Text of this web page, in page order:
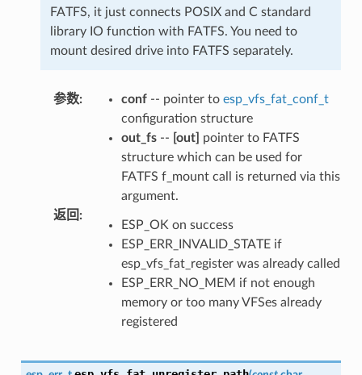
FATFS, it just connects POSIX and C standard
library IO function with FATFS. You need to
mount desired drive into FATFS separately.
参数: conf-- pointer to esp_vfs_fat_conf_t
configuration structure
out_fs-- [out]
pointer to FATFS
structure which can be used for
FATFS f_mount call is returned via this
argument.
返回 :
ESP_OK on success
ESP_ERR_INVALID_STATE if
esp_vfs_fat_register was already called
ESP_ERR_NO_MEM if not enough
memory or too many VFSes already
registered